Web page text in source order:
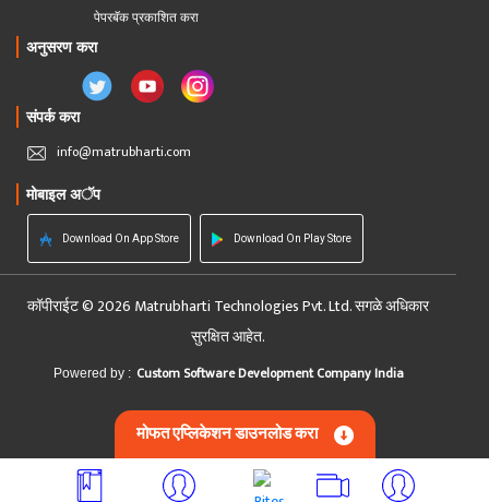
पेपरबॅक प्रकाशित करा
अनुसरण करा
संपर्क करा
info@matrubharti.com
मोबाइल अॅप
Download On App Store Download On Play Store
कॉपीराईट © 2026 Matrubharti Technologies Pvt. Ltd. सगळे अधिकार
सुरक्षित आहेत.
Powered by : Custom Software Development Company India
मोफत एप्लिकेशन डाउनलोड करा